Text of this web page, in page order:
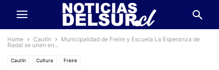
Home Cautín
Municipalidad de Freire y Escuela La Esperanza de
Radal se unen en...
Cautín Cultura Freire